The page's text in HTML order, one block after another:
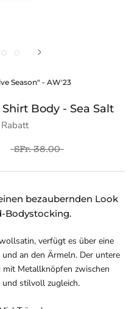
Season" - AW'23
Body - Sea Salt
SFr. 38.00
bezaubernden Look
Bodystocking.
verfügt es über eine
an den Ärmeln. Der untere
mit Metallknöpfen zwischen
und stilvoll zugleich.